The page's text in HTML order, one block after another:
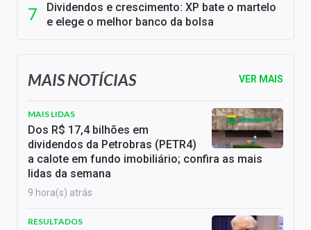
Dividendos e crescimento: XP bate o martelo
e elege o melhor banco da bolsa
MAIS NOTÍCIAS VER MAIS
MAIS LIDAS
Dos R$ 17,4 bilhões em
dividendos da Petrobras (PETR4)
a calote em fundo imobiliário; confira as mais
lidas da semana
9 hora(s) atrás
RESULTADOS